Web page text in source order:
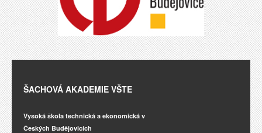
ŠACHOVÁ AKADEMIE VŠTE
Vysoká škola technická a ekonomická v
Českých Budějovicích